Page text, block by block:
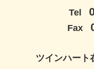
Tel
Fax
ツインハート